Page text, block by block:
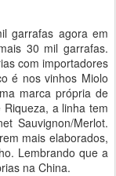
garrafas agora em
30 mil garrafas.
com importadores
é nos vinhos Miolo
marca própria de
a linha tem
Sauvignon/Merlot.
mais elaborados,
Lembrando que a
na China.